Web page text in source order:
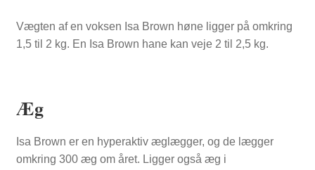
Vægten af en voksen Isa Brown høne ligger på omkring
1,5 til 2 kg. En Isa Brown hane kan veje 2 til 2,5 kg.
Æg
Isa Brown er en hyperaktiv æglægger, og de lægger
omkring 300 æg om året. Ligger også æg i